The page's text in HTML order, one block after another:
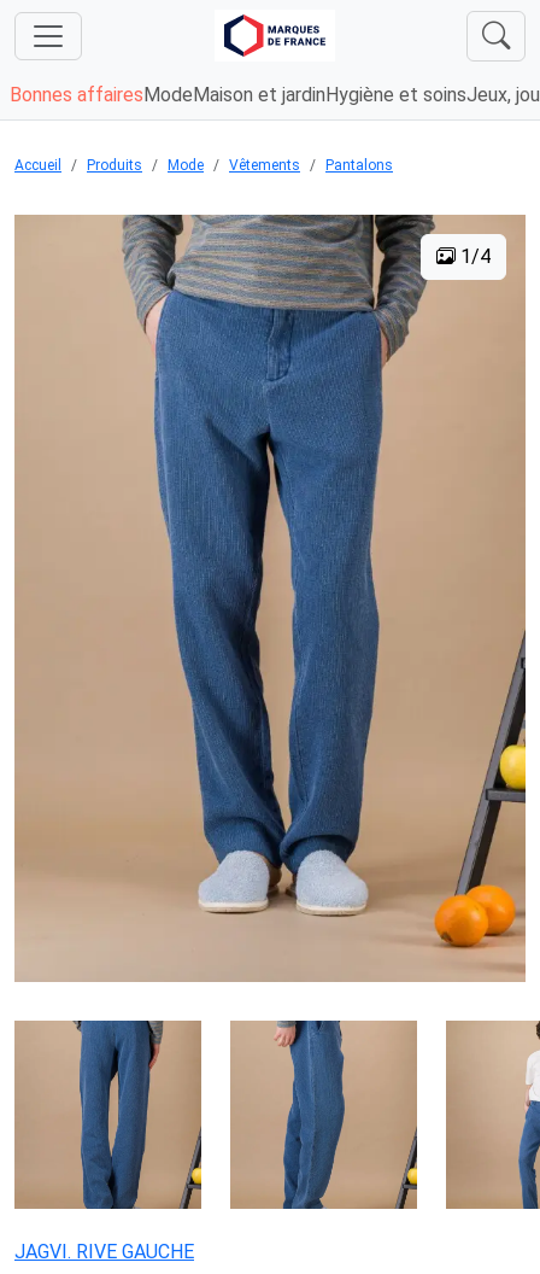
Bonnes affaires Mode Maison et jardin Hygiène et soinsJeux,
Accueil Produits Mode Vêtements Pantalons
1/4
JAGVI. RIVE GAUCHE